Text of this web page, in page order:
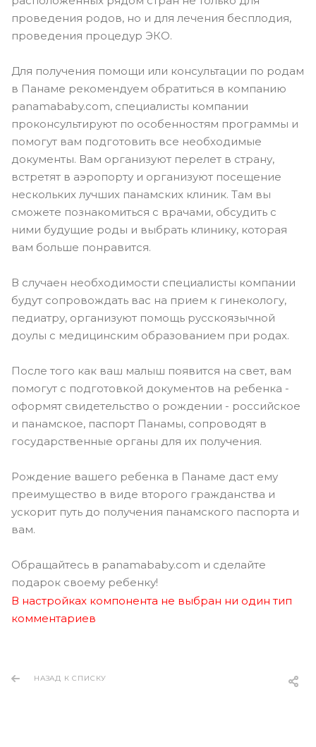
проведения родов, но и для лечения бесплодия,
проведения процедур ЭКО.
Для получения помощи или консультации по родам
в Панаме рекомендуем обратиться в компанию
panamababy.com, специалисты компании
проконсультируют по особенностям программы и
помогут вам подготовить все необходимые
документы. Вам организуют перелет в страну,
встретят в аэропорту и организуют посещение
нескольких лучших панамских клиник. Там вы
сможете познакомиться с врачами, обсудить с
ними будущие роды и выбрать клинику, которая
вам больше понравится.
В случаен необходимости специалисты компании
будут сопровождать вас на прием к гинекологу,
педиатру, организуют помощь русскоязычной
доулы с медицинским образованием при родах.
После того как ваш малыш появится на свет, вам
помогут с подготовкой документов на ребенка -
оформят свидетельство о рождении - российское
и панамское, паспорт Панамы, сопроводят в
государственные органы для их получения.
Рождение вашего ребенка в Панаме даст ему
преимущество в виде второго гражданства и
ускорит путь до получения панамского паспорта и
вам.
Обращайтесь в panamababy.com и сделайте
подарок своему ребенку!
В настройках компонента не выбран ни один тип
комментариев
НАЗАД К СПИСКУ